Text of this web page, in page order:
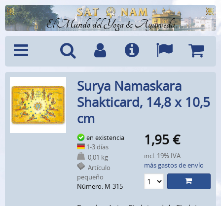
El Mundo del Yoga & Ayurveda
Menú Búsquedad
CuentaInfo IdiomasCesta
Surya Namaskara
Shakticard, 14,8 x 10,5
cm
en existencia
1-3 días
0,01 kg
Artículo
pequeño
Número: M-315
1,95 €
incl. 19% IVA
más gastos de envío